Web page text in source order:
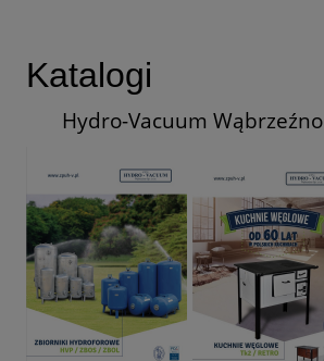
Katalogi
Hydro-Vacuum Wąbrzeźno